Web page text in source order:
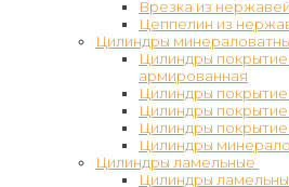
Врезка из
Цеппелин из
Цилиндры
Цилиндры
армированная
Цилиндры
Цилиндры
Цилиндры
Цилиндры
Цилиндры ламельные
Цилиндры